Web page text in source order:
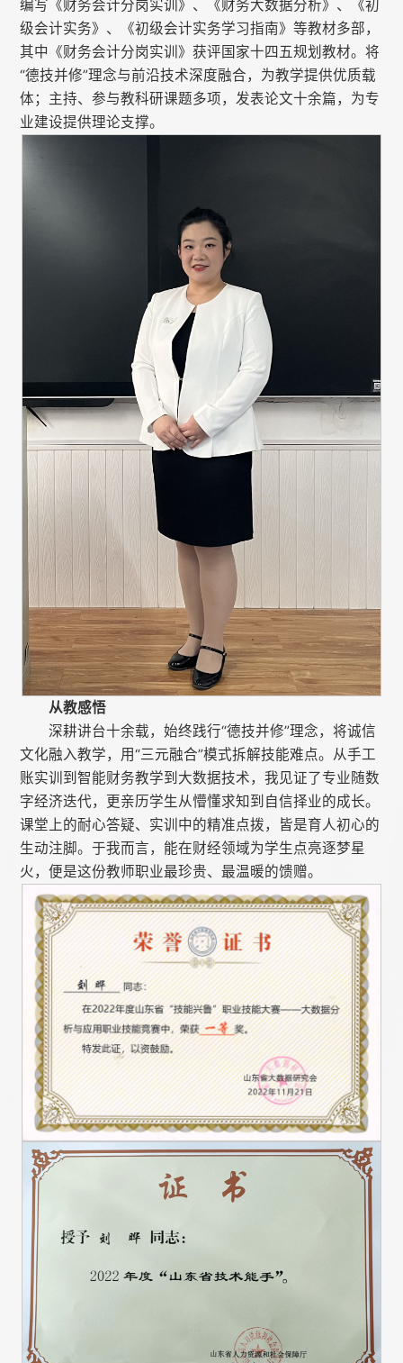
编写《财务会计分岗实训》、《财务大数据分析》、《初
级会计实务》、《初级会计实务学习指南》等教材多部，
其中《财务会计分岗实训》获评国家十四五规划教材。将
“德技并修”理念与前沿技术深度融合，为教学提供优质载
体；主持、参与教科研课题多项，发表论文十余篇，为专
业建设提供理论支撑。
从教感悟
深耕讲台十余载，始终践行“德技并修”理念，将诚信
文化融入教学，用“三元融合”模式拆解技能难点。从手工
账实训到智能财务教学到大数据技术，我见证了专业随数
字经济迭代，更亲历学生从懵懂求知到自信择业的成长。
课堂上的耐心答疑、实训中的精准点拨，皆是育人初心的
生动注脚。于我而言，能在财经领域为学生点亮逐梦星
火，便是这份教师职业最珍贵、最温暖的馈赠。